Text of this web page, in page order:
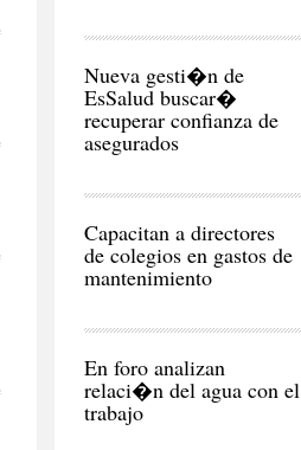
Nueva gesti�n de
EsSalud buscar�
recuperar confianza de
asegurados
Capacitan a directores
de colegios en gastos de
mantenimiento
En foro analizan
relaci�n del agua con el